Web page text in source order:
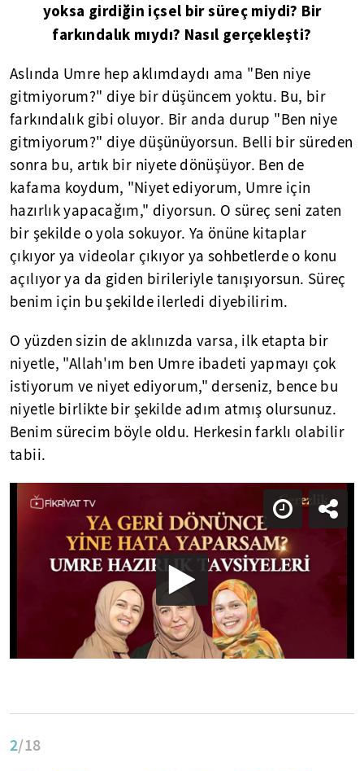
yoksa girdiğin içsel bir süreç miydi? Bir
farkındalık mıydı? Nasıl gerçekleşti?
Aslında Umre hep aklımdaydı ama "Ben niye
gitmiyorum?" diye bir düşüncem yoktu. Bu, bir
farkındalık gibi oluyor. Bir anda durup "Ben niye
gitmiyorum?" diye düşünüyorsun. Belli bir süreden
sonra bu, artık bir niyete dönüşüyor. Ben de
kafama koydum, "Niyet ediyorum, Umre için
hazırlık yapacağım," diyorsun. O süreç seni zaten
bir şekilde o yola sokuyor. Ya önüne kitaplar
çıkıyor ya videolar çıkıyor ya sohbetlerde o konu
açılıyor ya da giden birileriyle tanışıyorsun. Süreç
benim için bu şekilde ilerledi diyebilirim.
O yüzden sizin de aklınızda varsa, ilk etapta bir
niyetle, "Allah'ım ben Umre ibadeti yapmayı çok
istiyorum ve niyet ediyorum," derseniz, bence bu
niyetle birlikte bir şekilde adım atmış olursunuz.
Benim sürecim böyle oldu. Herkesin farklı olabilir
tabii.
2/18